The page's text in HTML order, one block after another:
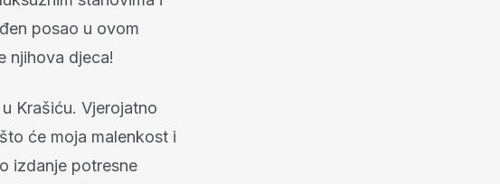
posao u ovom
njihova djeca!
Krašiću. Vjerojatno
će moja malenkost i
izdanje potresne